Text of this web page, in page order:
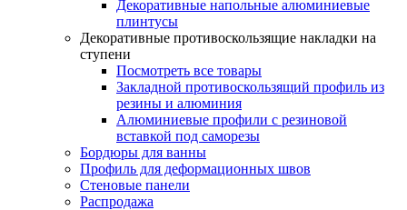
Декоративные напольные алюминиевые
плинтусы
Декоративные противоскользящие накладки на
ступени
Посмотреть все товары
Закладной противоскользящий профиль из
резины и алюминия
Алюминиевые профили с резиновой
вставкой под саморезы
Бордюры для ванны
Профиль для деформационных швов
Стеновые панели
Распродажа